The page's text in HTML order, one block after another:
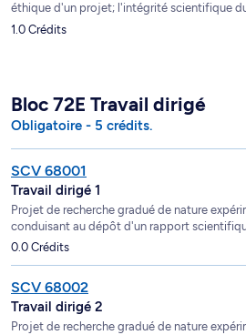
éthique d'un projet; l'intégrité scientifique
1.0 Crédits
Bloc 72E Travail dirigé
Obligatoire - 5 crédits.
SCV 68001
Travail dirigé 1
Projet de recherche gradué de nature
conduisant au dépôt d'un rapport
0.0 Crédits
SCV 68002
Travail dirigé 2
Projet de recherche gradué de nature